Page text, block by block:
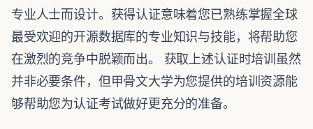
专业人士而设计。获得认证意味着您已熟练掌握全球
最受欢迎的开源数据库的专业知识与技能，将帮助您
在激烈的竞争中脱颖而出。 获取上述认证时培训虽然
并非必要条件，但甲骨文大学为您提供的培训资源能
够帮助您为认证考试做好更充分的准备。